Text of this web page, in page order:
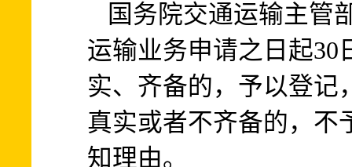
国务院交通运输主管
运输业务申请之日起30
实、齐备的，予以登记
真实或者不齐备的，不
知理由。